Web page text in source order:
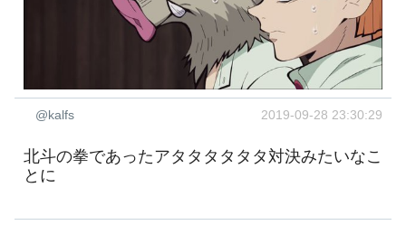
@kalfs 2019-09-28 23:30:29
北斗の拳であったアタタタタタタ対決みたいなこ
とに